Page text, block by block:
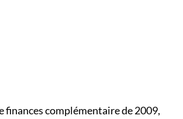
finances complémentaire de 2009,